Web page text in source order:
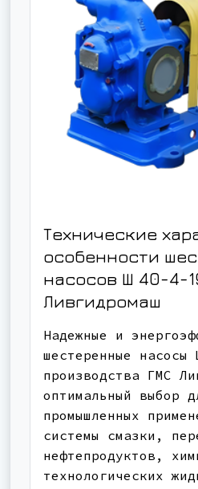
Технические
особенности
насосов Ш 40-4-
Ливгидромаш
Надежные и
шестеренные
производства ГМС
оптимальный выбор
промышленных
системы смазки,
нефтепродуктов,
технологических